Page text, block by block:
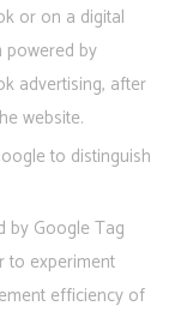
or on a digital
powered by
advertising, after
website.
to distinguish
by Google Tag
to experiment
efficiency of